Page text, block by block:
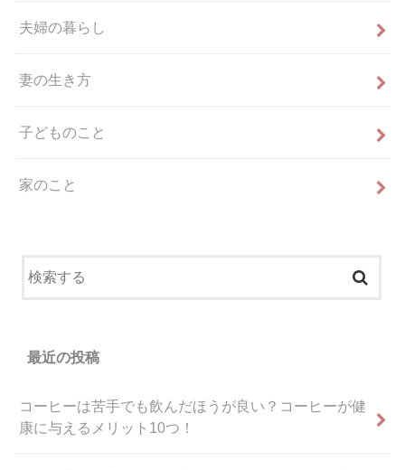
夫婦の暮らし
妻の生き方
子どものこと
家のこと
最近の投稿
コーヒーは苦手でも飲んだほうが良い？コーヒーが健
康に与えるメリット10つ！